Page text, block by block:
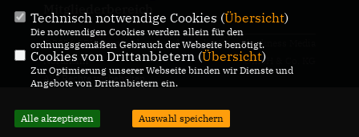
Mitgliederbereich
@2026 CDU Gemeindeverband
Nordheim
Alle Rechte vorbehalten.
Realisation: Sharkness Media
GmbH & Co. KG
Technisch notwendige Cookies (Übersicht)
Die notwendigen Cookies werden allein für den
ordnungsgemäßen Gebrauch der Webseite benötigt.
Cookies von Drittanbietern (Übersicht)
Zur Optimierung unserer Webseite binden wir Dienste und
Angebote von Drittanbietern ein.
Alle akzeptieren Auswahl speichern